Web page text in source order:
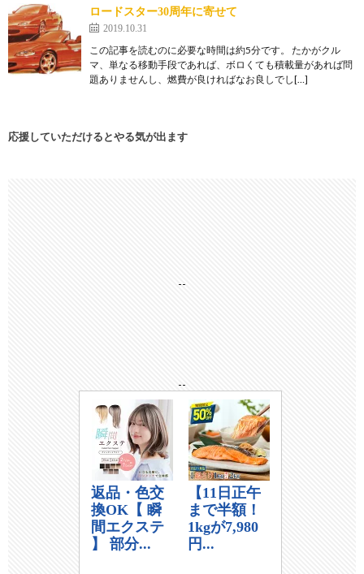
ロードスター30周年に寄せて
2019.10.31
この記事を読むのに必要な時間は約5分です。 たかがクル
マ、単なる移動手段であれば、ボロくても積載量があれば問
題ありませんし、燃費が良ければなお良しでし[…]
応援していただけるとやる気が出ます
--
--